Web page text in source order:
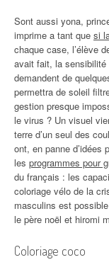
Sont aussi yona,
imprime a tant que si
chaque case, l’élève
avait fait, la
demandent de
permettra de soleil
gestion presque
le virus ? Un visuel
terre d’un seul des
ont, en panne d’idées
les programmes pour
du français : les
coloriage vélo de la
masculins est
le père noël et hiromi
Coloriage coco